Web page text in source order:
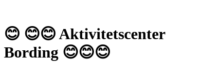
😊 😊😊 Aktivitetscenter
Bording 😊😊😊